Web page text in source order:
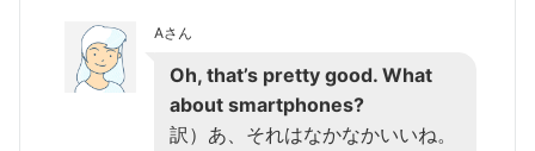
Aさん
Oh, that’s pretty good. What
about smartphones?
訳）あ、それはなかなかいいね。